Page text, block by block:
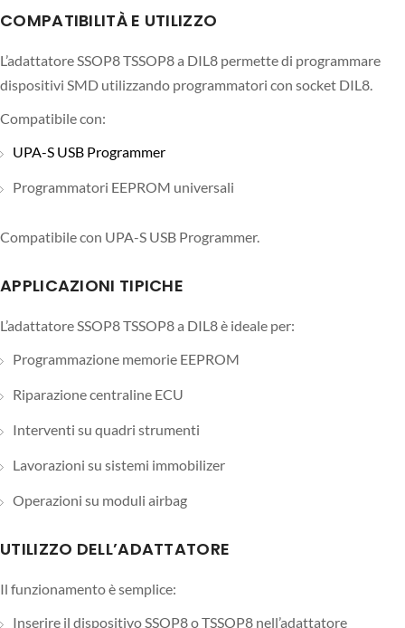
COMPATIBILITÀ E UTILIZZO
L’adattatore SSOP8 TSSOP8 a DIL8 permette di programmare
dispositivi SMD utilizzando programmatori con socket DIL8.
Compatibile con:
UPA-S USB Programmer
Programmatori EEPROM universali
Compatibile con UPA-S USB Programmer.
APPLICAZIONI TIPICHE
L’adattatore SSOP8 TSSOP8 a DIL8 è ideale per:
Programmazione memorie EEPROM
Riparazione centraline ECU
Interventi su quadri strumenti
Lavorazioni su sistemi immobilizer
Operazioni su moduli airbag
UTILIZZO DELL’ADATTATORE
Il funzionamento è semplice:
Inserire il dispositivo SSOP8 o TSSOP8 nell’adattatore